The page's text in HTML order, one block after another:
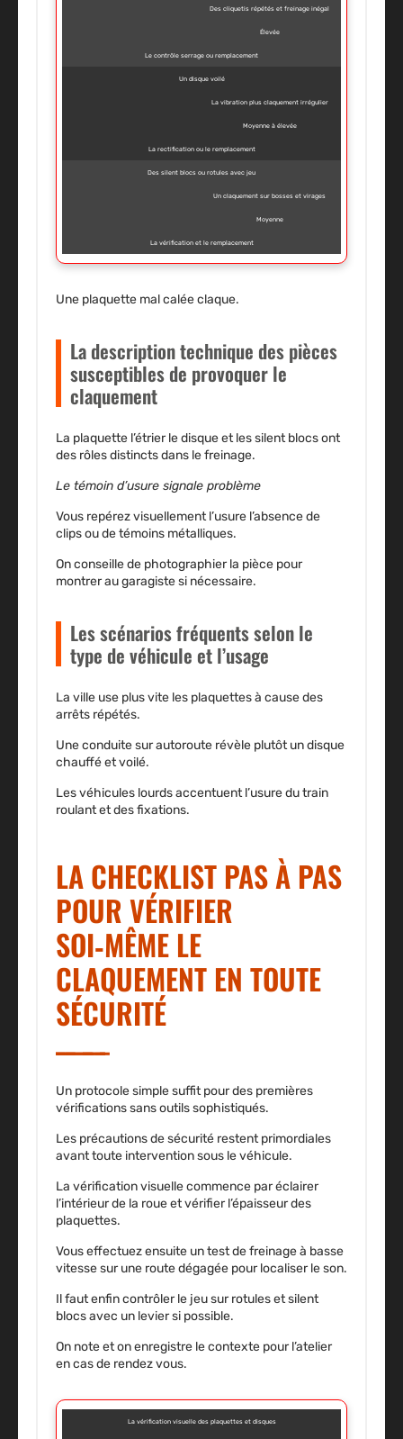
Des cliquetis répétés et freinage inégal
Élevée
Le contrôle serrage ou remplacement
Un disque voilé
La vibration plus claquement irrégulier
Moyenne à élevée
La rectification ou le remplacement
Des silent blocs ou rotules avec jeu
Un claquement sur bosses et virages
Moyenne
La vérification et le remplacement
Une plaquette mal calée claque.
La description technique des pièces
susceptibles de provoquer le
claquement
La plaquette l’étrier le disque et les silent blocs ont
des rôles distincts dans le freinage.
Le témoin d’usure signale problème
Vous repérez visuellement l’usure l’absence de
clips ou de témoins métalliques.
On conseille de photographier la pièce pour
montrer au garagiste si nécessaire.
Les scénarios fréquents selon le
type de véhicule et l’usage
La ville use plus vite les plaquettes à cause des
arrêts répétés.
Une conduite sur autoroute révèle plutôt un disque
chauffé et voilé.
Les véhicules lourds accentuent l’usure du train
roulant et des fixations.
LA CHECKLIST PAS À PAS
POUR VÉRIFIER
SOI‑MÊME LE
CLAQUEMENT EN TOUTE
SÉCURITÉ
Un protocole simple suffit pour des premières
vérifications sans outils sophistiqués.
Les précautions de sécurité restent primordiales
avant toute intervention sous le véhicule.
La vérification visuelle commence par éclairer
l’intérieur de la roue et vérifier l’épaisseur des
plaquettes.
Vous effectuez ensuite un test de freinage à basse
vitesse sur une route dégagée pour localiser le son.
Il faut enfin contrôler le jeu sur rotules et silent
blocs avec un levier si possible.
On note et on enregistre le contexte pour l’atelier
en cas de rendez vous.
La vérification visuelle des plaquettes et disques